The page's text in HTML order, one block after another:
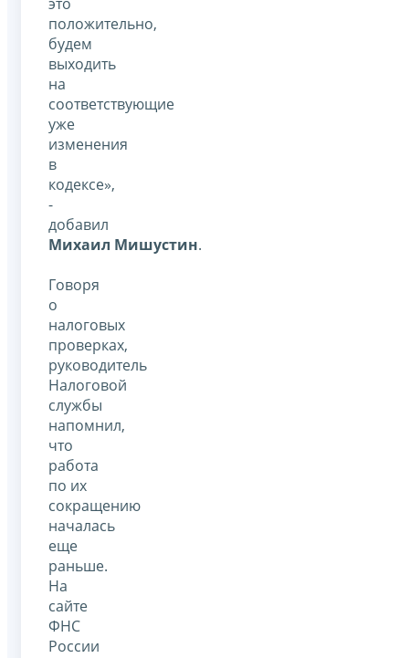
положительно,
будем
выходить
на
соответствующие
уже
изменения
в
кодексе»,
-
добавил
Михаил Мишустин.
Говоря
о
налоговых
проверках,
руководитель
Налоговой
службы
напомнил,
что
работа
по их
сокращению
началась
еще
раньше.
На
сайте
ФНС
России